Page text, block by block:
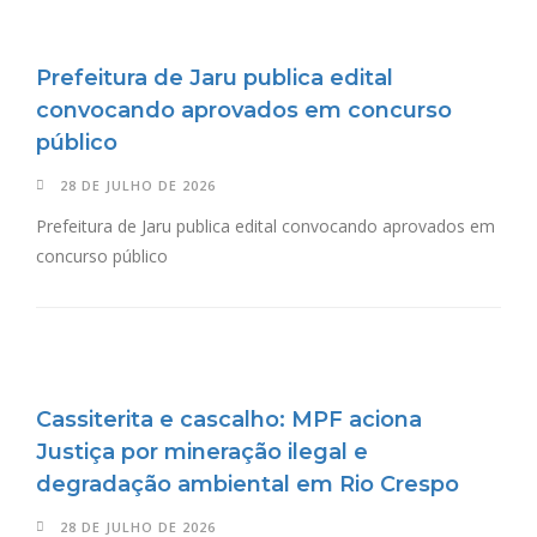
Prefeitura de Jaru publica edital
convocando aprovados em concurso
público
28 DE JULHO DE 2026
Prefeitura de Jaru publica edital convocando aprovados em
concurso público
Cassiterita e cascalho: MPF aciona
Justiça por mineração ilegal e
degradação ambiental em Rio Crespo
28 DE JULHO DE 2026